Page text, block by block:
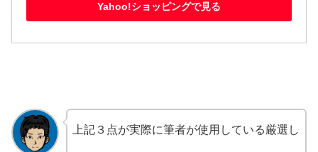
Yahoo!ショッピングで見る
上記３点が実際に筆者が使用している厳選し